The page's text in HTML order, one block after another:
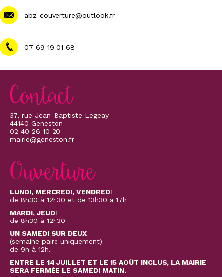
abz-couverture@outlook.fr
07 69 19 01 68
Contact
37, rue Jean-Baptiste Legeay
44140 Geneston
02 40 26 10 20
mairie@geneston.fr
Ouverture
LUNDI, MERCREDI, VENDREDI
de 8h30 à 12h30 et de 13h30 à 17h
MARDI, JEUDI
de 8h30 à 12h30
UN SAMEDI SUR DEUX
(semaine paire uniquement)
de 9h à 12h.
ENTRE LE 14 JUILLET ET LE 15 AOÛT INCLUS, LA MAIRIE
SERA FERMÉE LE SAMEDI MATIN.